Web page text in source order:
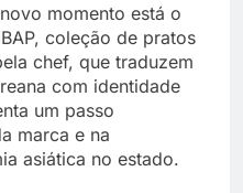
momento está o
coleção de pratos
chef, que traduzem
com identidade
um passo
marca e na
asiática no estado.